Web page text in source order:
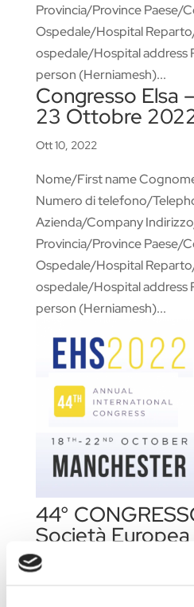
Provincia/Province Paese/
Ospedale/Hospital
ospedale/Hospital
person (Herniamesh)...
Congresso Elsa
23 Ottobre
Ott 10, 2022
Nome/First name
Numero di telefono/
Azienda/Company
Provincia/Province Paese/
Ospedale/Hospital
ospedale/Hospital
person (Herniamesh)...
44°
Società Europea
EHS